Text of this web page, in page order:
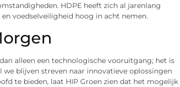
HDPE heeft zich al jarenlang
voedselveiligheid hoog in acht nemen.
alleen een technologische vooruitgang; het is
blijven streven naar innovatieve oplossingen
te bieden, laat HIP Groen zien dat het mogelijk